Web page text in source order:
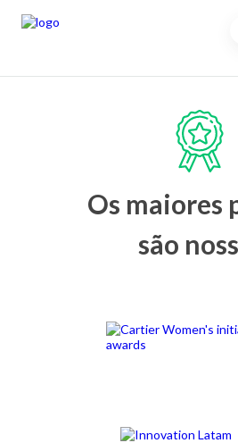
Os maiores
são